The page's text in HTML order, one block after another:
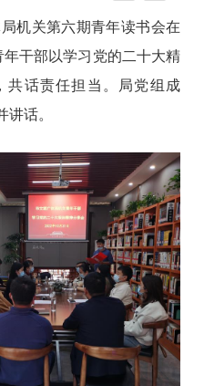
机关第六期青年读书会在
年干部以学习党的二十大精
共话责任担当。局党组成
讲话。